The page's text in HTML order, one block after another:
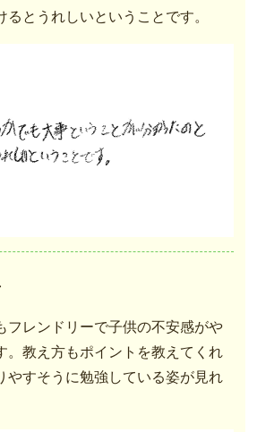
とうれしいということです。
フレンドリーで子供の不安感がや
。教え方もポイントを教えてくれ
やすそうに勉強している姿が見れ